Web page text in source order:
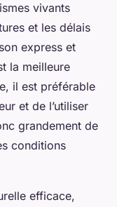
vivants
et les délais
express et
la meilleure
il est préférable
et de l’utiliser
grandement de
conditions
efficace,